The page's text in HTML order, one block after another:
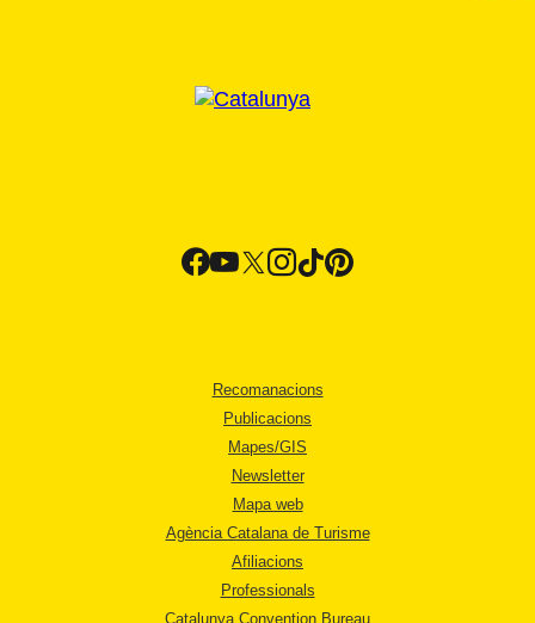
Recomanacions
Publicacions
Mapes/GIS
Newsletter
Mapa web
Agència Catalana de Turisme
Afiliacions
Professionals
Catalunya Convention Bureau